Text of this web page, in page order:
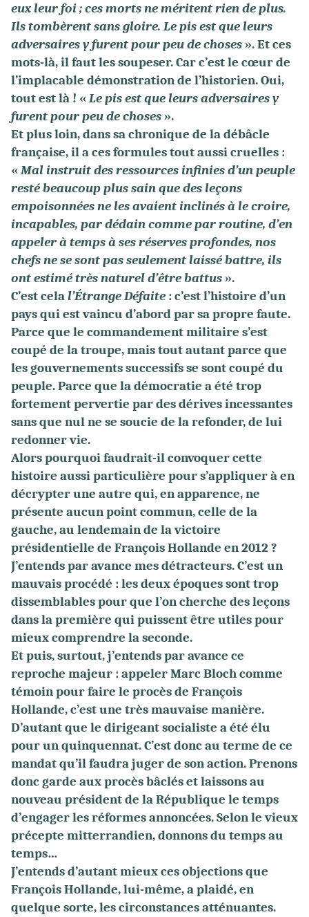
eux leur foi ; ces morts ne méritent rien de plus.
Ils tombèrent sans gloire. Le pis est que leurs
adversaires y furent pour peu de choses ». Et ces
mots-là, il faut les soupeser. Car c’est le cœur de
l’implacable démonstration de l’historien. Oui,
tout est là ! «Le pis est que leurs adversaires y
furent pour peu de choses ».
Et plus loin, dans sa chronique de la débâcle
française, il a ces formules tout aussi cruelles :
«Mal instruit des ressources infinies d’un peuple
resté beaucoup plus sain que des leçons
empoisonnées ne les avaient inclinés à le croire,
incapables, par dédain comme par routine, d’en
appeler à temps à ses réserves profondes, nos
chefs ne se sont pas seulement laissé battre, ils
ont estimé très naturel d’être battus ».
C’est cela l’Étrange Défaite : c’est l’histoire d’un
pays qui est vaincu d’abord par sa propre faute.
Parce que le commandement militaire s’est
coupé de la troupe, mais tout autant parce que
les gouvernements successifs se sont coupé du
peuple. Parce que la démocratie a été trop
fortement pervertie par des dérives incessantes
sans que nul ne se soucie de la refonder, de lui
redonner vie.
Alors pourquoi faudrait-il convoquer cette
histoire aussi particulière pour s’appliquer à en
décrypter une autre qui, en apparence, ne
présente aucun point commun, celle de la
gauche, au lendemain de la victoire
présidentielle de François Hollande en 2012 ?
J’entends par avance mes détracteurs. C’est un
mauvais procédé : les deux époques sont trop
dissemblables pour que l’on cherche des leçons
dans la première qui puissent être utiles pour
mieux comprendre la seconde.
Et puis, surtout, j’entends par avance ce
reproche majeur : appeler Marc Bloch comme
témoin pour faire le procès de François
Hollande, c’est une très mauvaise manière.
D’autant que le dirigeant socialiste a été élu
pour un quinquennat. C’est donc au terme de ce
mandat qu’il faudra juger de son action. Prenons
donc garde aux procès bâclés et laissons au
nouveau président de la République le temps
d’engager les réformes annoncées. Selon le vieux
précepte mitterrandien, donnons du temps au
temps…
J’entends d’autant mieux ces objections que
François Hollande, lui-même, a plaidé, en
quelque sorte, les circonstances atténuantes.